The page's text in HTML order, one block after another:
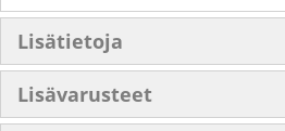
Lisätietoja
Lisävarusteet